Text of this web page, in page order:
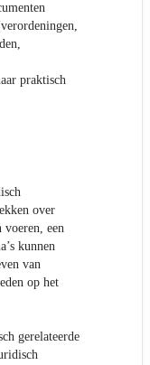
praktisch
over
voeren, een
kunnen
van
op het
gerelateerde